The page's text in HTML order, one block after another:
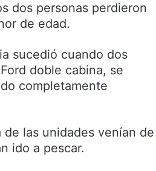
dos personas perdieron
de edad.
sucedió cuando dos
doble cabina, se
completamente
las unidades venían de
ido a pescar.